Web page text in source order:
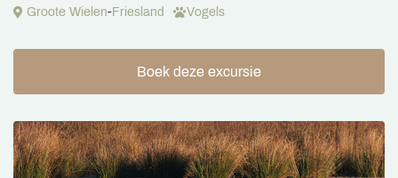
Groote Wielen-Friesland Vogels
Boek deze excursie